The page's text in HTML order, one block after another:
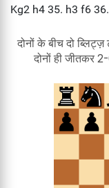
दोनों के बीच दो
दोनों ही जीतकर